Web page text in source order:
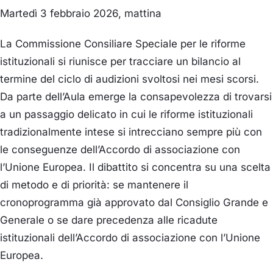
Martedì 3 febbraio 2026, mattina
La Commissione Consiliare Speciale per le riforme
istituzionali si riunisce per tracciare un bilancio al
termine del ciclo di audizioni svoltosi nei mesi scorsi.
Da parte dell’Aula emerge la consapevolezza di trovarsi
a un passaggio delicato in cui le riforme istituzionali
tradizionalmente intese si intrecciano sempre più con
le conseguenze dell’Accordo di associazione con
l’Unione Europea. Il dibattito si concentra su una scelta
di metodo e di priorità: se mantenere il
cronoprogramma già approvato dal Consiglio Grande e
Generale o se dare precedenza alle ricadute
istituzionali dell’Accordo di associazione con l’Unione
Europea.